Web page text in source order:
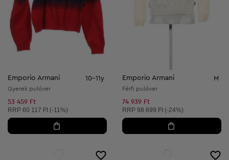
Emporio Armani 10-11y
Gyerek pulóver
53 459 Ft
Ajánlott ár:
RRP 60 117 Ft (-11%)
Emporio Armani M
Férfi pulóver
74 939 Ft
Ajánlott ár:
RRP 98 699 Ft (-24%)